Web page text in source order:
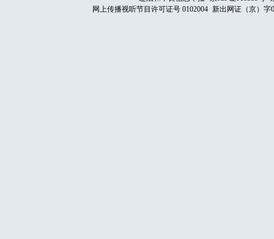
网上传播视听节目许可证号 0102004 新出网证（京）